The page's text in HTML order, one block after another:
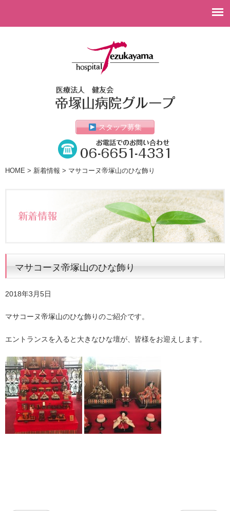
スタッフ募集
HOME > 新着情報 > マサコーヌ帝塚山のひな飾り
マサコーヌ帝塚山のひな飾り
2018年3月5日
マサコーヌ帝塚山のひな飾りのご紹介です。
エントランスを入ると大きなひな壇が、皆様をお迎えします。